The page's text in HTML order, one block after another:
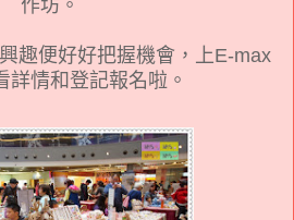
作坊。
趣便好好把握機會，上E-max
詳情和登記報名啦。